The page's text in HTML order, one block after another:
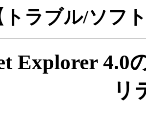
トラブル/ソフ
Explorer 4.0
リ